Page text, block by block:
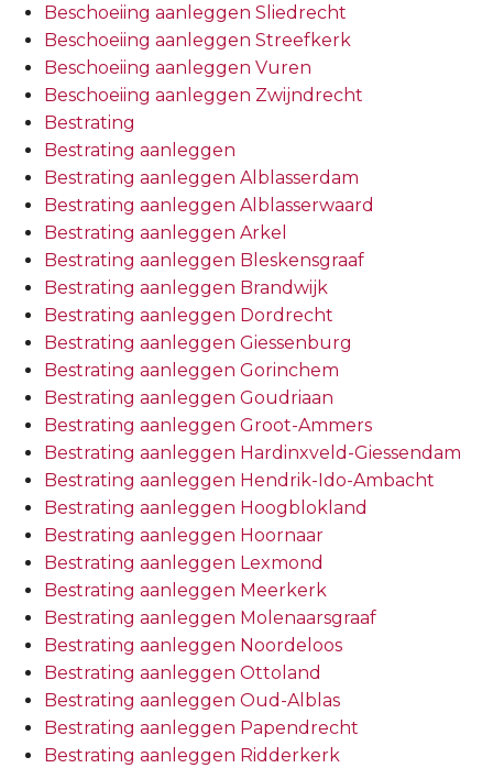
Beschoeiing aanleggen Sliedrecht
Beschoeiing aanleggen Streefkerk
Beschoeiing aanleggen Vuren
Beschoeiing aanleggen Zwijndrecht
Bestrating
Bestrating aanleggen
Bestrating aanleggen Alblasserdam
Bestrating aanleggen Alblasserwaard
Bestrating aanleggen Arkel
Bestrating aanleggen Bleskensgraaf
Bestrating aanleggen Brandwijk
Bestrating aanleggen Dordrecht
Bestrating aanleggen Giessenburg
Bestrating aanleggen Gorinchem
Bestrating aanleggen Goudriaan
Bestrating aanleggen Groot-Ammers
Bestrating aanleggen Hardinxveld-Giessendam
Bestrating aanleggen Hendrik-Ido-Ambacht
Bestrating aanleggen Hoogblokland
Bestrating aanleggen Hoornaar
Bestrating aanleggen Lexmond
Bestrating aanleggen Meerkerk
Bestrating aanleggen Molenaarsgraaf
Bestrating aanleggen Noordeloos
Bestrating aanleggen Ottoland
Bestrating aanleggen Oud-Alblas
Bestrating aanleggen Papendrecht
Bestrating aanleggen Ridderkerk